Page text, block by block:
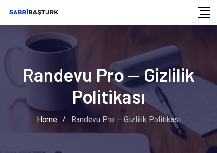
Randevu Pro — Gizlilik
Politikası
Home / Randevu Pro — Gizlilik Politikası